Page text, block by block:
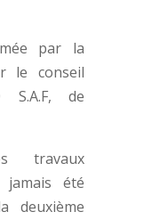
par la
le conseil
S.A.F, de
travaux
jamais été
deuxième